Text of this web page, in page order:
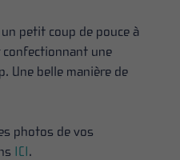
un petit coup de pouce à
confectionnant une
Une belle manière de
photos de vos
ICI.